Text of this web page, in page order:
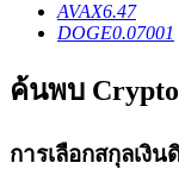
AVAX6.47
DOGE0.07001
ค้นพบ
การเลือกสกุลเงิ